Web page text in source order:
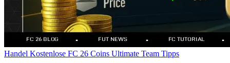
Handel Kostenlose FC 26 Coins Ultimate Team Tipps